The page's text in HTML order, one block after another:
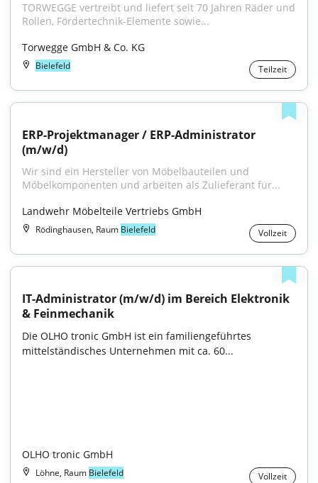
TORWEGGE vertreibt und liefert seit 70 Jahren Räder und
Rollen, Fördertechnik-Elemente sowie...
Torwegge GmbH & Co. KG
Bielefeld Teilzeit
ERP-Projektmanager / ERP-Administrator
(m/w/d)
Wir sind ein Hersteller von Möbelbauteilen und
Möbelkomponenten und arbeiten als Zulieferant für...
Landwehr Möbelteile Vertriebs GmbH
Rödinghausen, Raum Bielefeld Vollzeit
IT-Administrator (m/w/d) im Bereich Elektronik
& Feinmechanik
Die OLHO tronic GmbH ist ein familiengeführtes
mittelständisches Unternehmen mit ca. 60...
OLHO tronic GmbH
Löhne, Raum Bielefeld Vollzeit